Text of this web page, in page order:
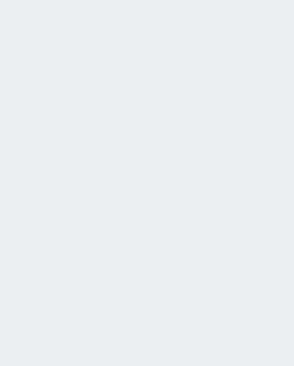
هماهنگ با سیسمونی‌های